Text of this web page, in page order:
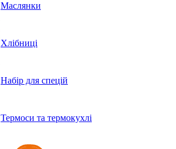
Маслянки
Хлібниці
Набір для спецій
Термоси та термокухлі